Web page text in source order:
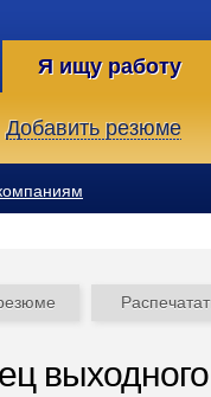
Я ищу работу
Добавить резюме